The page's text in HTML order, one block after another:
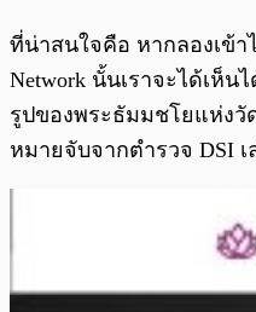
ที่น่าสนใจคือ หากลองเข้า
Network นั้นเราจะได้เห็น
รูปของพระธัมมชโยแห่ง
หมายจับจากตำรวจ DSI เ